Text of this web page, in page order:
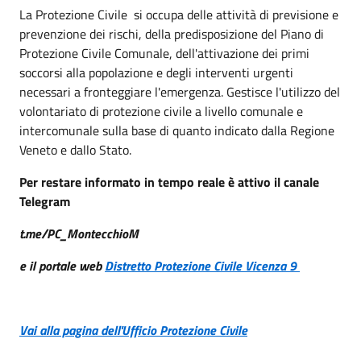
La Protezione Civile si occupa delle attività di previsione e
prevenzione dei rischi, della predisposizione del Piano di
Protezione Civile Comunale, dell'attivazione dei primi
soccorsi alla popolazione e degli interventi urgenti
necessari a fronteggiare l'emergenza. Gestisce l'utilizzo del
volontariato di protezione civile a livello comunale e
intercomunale sulla base di quanto indicato dalla Regione
Veneto e dallo Stato.
Per restare informato in tempo reale è attivo il canale
Telegram
t.me/PC_MontecchioM
e il portale webDistretto Protezione Civile Vicenza 9
Vai alla pagina dell'Ufficio Protezione Civile